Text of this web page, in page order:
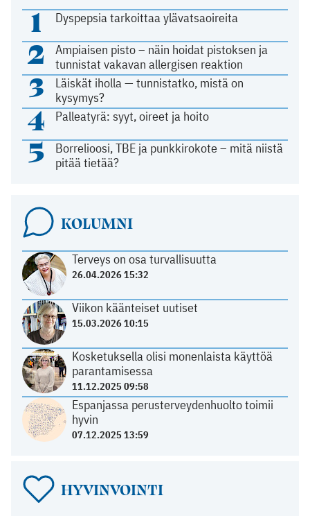
1 Dyspepsia tarkoittaa ylävatsaoireita
2
Ampiaisen pisto – näin hoidat pistoksen ja
tunnistat vakavan allergisen reaktion
3
Läiskät iholla — tunnistatko, mistä on
kysymys?
4 Palleatyrä: syyt, oireet ja hoito
5
Borrelioosi, TBE ja punkkirokote – mitä niistä
pitää tietää?
KOLUMNI
Terveys on osa turvallisuutta
26.04.2026 15:32
Viikon käänteiset uutiset
15.03.2026 10:15
Kosketuksella olisi monenlaista käyttöä
parantamisessa
11.12.2025 09:58
Espanjassa perusterveydenhuolto toimii
hyvin
07.12.2025 13:59
HYVINVOINTI